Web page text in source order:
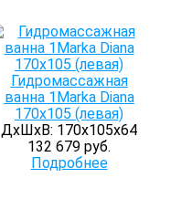
Гидромассажная
ванна 1Marka Diana
170х105 (левая)
ДхШхВ: 170х105х64
132 679 руб.
Подробнее